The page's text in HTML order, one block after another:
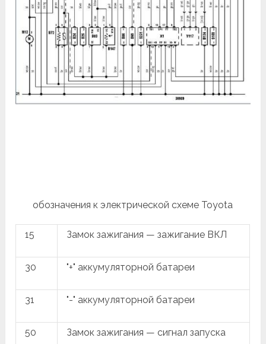
обозначения к электрической схеме Toyota
15 Замок зажигания — зажигание ВКЛ
30 "+" аккумуляторной батареи
31 "-" аккумуляторной батареи
50 Замок зажигания — сигнал запуска